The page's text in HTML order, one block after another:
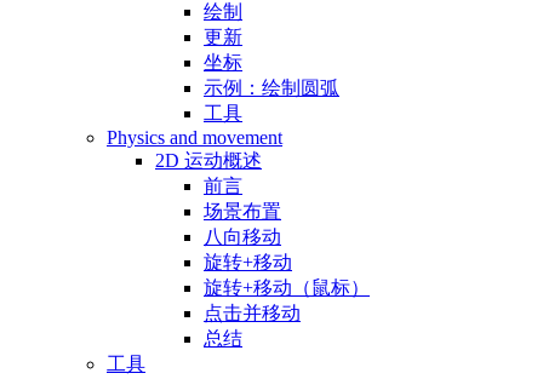
绘制
更新
坐标
示例：绘制圆弧
工具
Physics and movement
2D 运动概述
前言
场景布置
八向移动
旋转+移动
旋转+移动（鼠标）
点击并移动
总结
工具